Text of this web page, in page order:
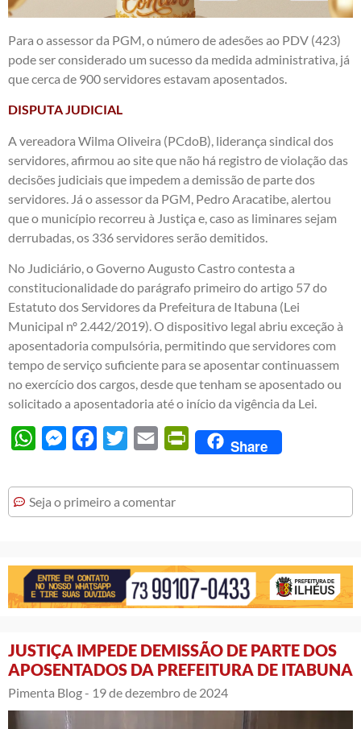
Para o assessor da PGM, o número de adesões ao PDV (423)
pode ser considerado um sucesso da medida administrativa, já
que cerca de 900 servidores estavam aposentados.
DISPUTA JUDICIAL
A vereadora Wilma Oliveira (PCdoB), liderança sindical dos
servidores, afirmou ao site que não há registro de violação das
decisões judiciais que impedem a demissão de parte dos
servidores. Já o assessor da PGM, Pedro Aracatibe, alertou
que o município recorreu à Justiça e, caso as liminares sejam
derrubadas, os 336 servidores serão demitidos.
No Judiciário, o Governo Augusto Castro contesta a
constitucionalidade do parágrafo primeiro do artigo 57 do
Estatuto dos Servidores da Prefeitura de Itabuna (Lei
Municipal nº 2.442/2019). O dispositivo legal abriu exceção à
aposentadoria compulsória, permitindo que servidores com
tempo de serviço suficiente para se aposentar continuassem
no exercício dos cargos, desde que tenham se aposentado ou
solicitado a aposentadoria até o início da vigência da Lei.
WhatsAppMessengerFacebook
Twitter Email PrintFriendly
Share
Seja o primeiro a comentar
JUSTIÇA IMPEDE DEMISSÃO DE PARTE DOS
APOSENTADOS DA PREFEITURA DE ITABUNA
Pimenta Blog - 19 de dezembro de 2024